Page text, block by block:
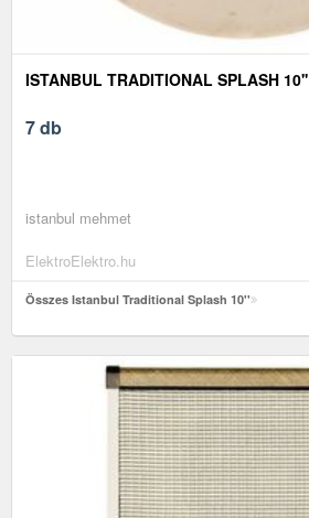
ISTANBUL TRADITIONAL SPLASH 10''
7 db
istanbul mehmet
ElektroElektro.hu
Összes Istanbul Traditional Splash 10''